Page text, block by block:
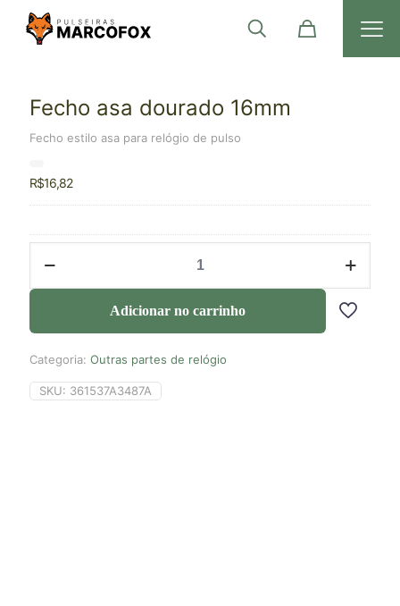
Fecho asa dourado 16mm
Fecho estilo asa para relógio de pulso
R$16,82
Adicionar no carrinho
Categoria: Outras partes de relógio
SKU: 361537A3487A